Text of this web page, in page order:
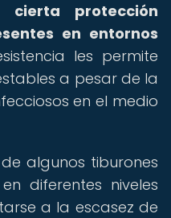
cierta protección
en entornos
les permite
a pesar de la
en el medio
algunos tiburones
diferentes niveles
a la escasez de